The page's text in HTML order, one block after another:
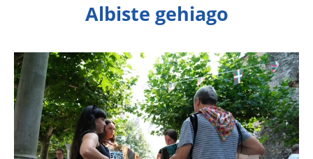
Albiste gehiago